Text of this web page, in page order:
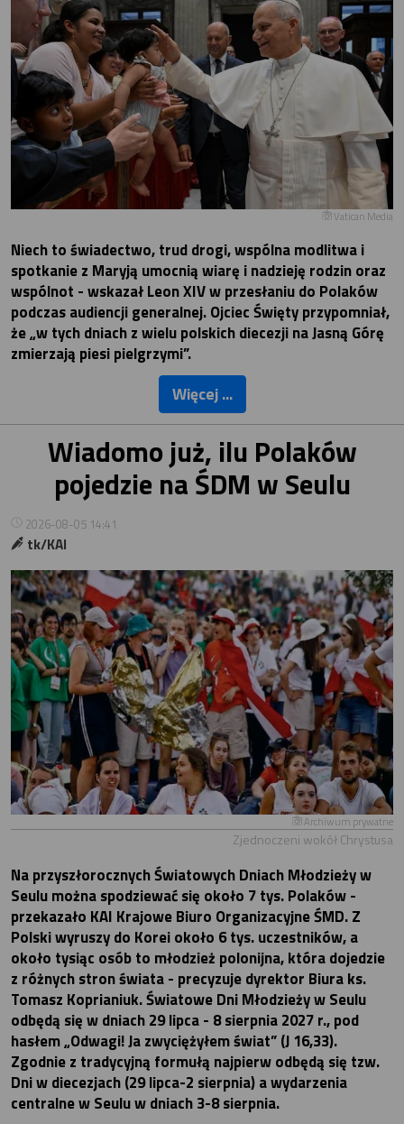
Vatican Media
Niech to świadectwo, trud drogi, wspólna modlitwa i
spotkanie z Maryją umocnią wiarę i nadzieję rodzin oraz
wspólnot - wskazał Leon XIV w przesłaniu do Polaków
podczas audiencji generalnej. Ojciec Święty przypomniał,
że „w tych dniach z wielu polskich diecezji na Jasną Górę
zmierzają piesi pielgrzymi”.
Więcej ...
Wiadomo już, ilu Polaków
pojedzie na ŚDM w Seulu
2026-08-05 14:41
tk/KAI
Archiwum prywatne
Zjednoczeni wokół Chrystusa
Na przyszłorocznych Światowych Dniach Młodzieży w
Seulu można spodziewać się około 7 tys. Polaków -
przekazało KAI Krajowe Biuro Organizacyjne ŚMD. Z
Polski wyruszy do Korei około 6 tys. uczestników, a
około tysiąc osób to młodzież polonijna, która dojedzie
z różnych stron świata - precyzuje dyrektor Biura ks.
Tomasz Koprianiuk. Światowe Dni Młodzieży w Seulu
odbędą się w dniach 29 lipca - 8 sierpnia 2027 r., pod
hasłem „Odwagi! Ja zwyciężyłem świat” (J 16,33).
Zgodnie z tradycyjną formułą najpierw odbędą się tzw.
Dni w diecezjach (29 lipca-2 sierpnia) a wydarzenia
centralne w Seulu w dniach 3-8 sierpnia.